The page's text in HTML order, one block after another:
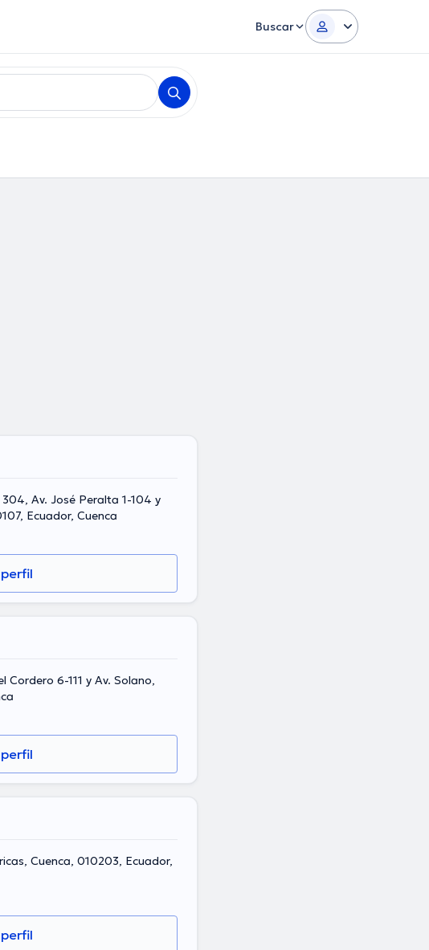
Buscar
Av. José Peralta 1-104 y
Ecuador, Cuenca
Cordero 6-111 y Av. Solano,
Cuenca, 010203, Ecuador,